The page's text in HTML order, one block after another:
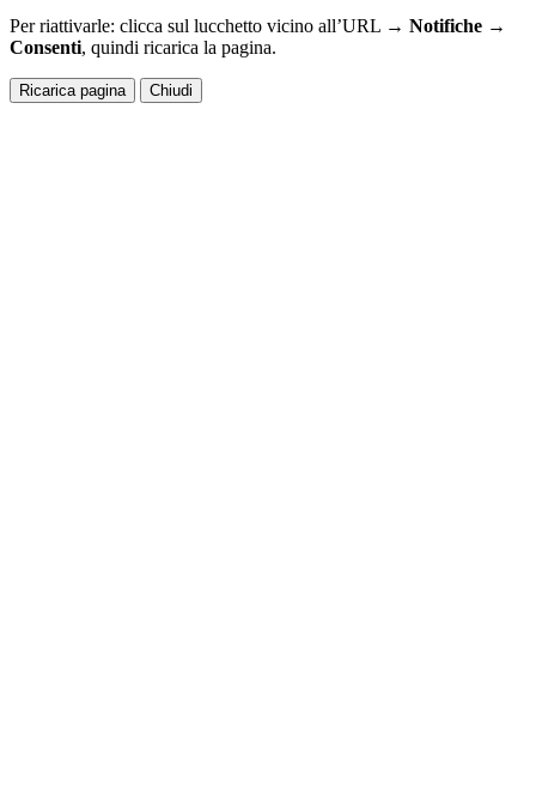
Per riattivarle: clicca sul lucchetto vicino all’URL → Notifiche →
Consenti, quindi ricarica la pagina.
Ricarica pagina Chiudi